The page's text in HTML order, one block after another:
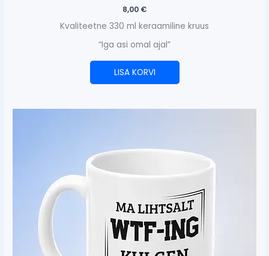
8,00 €
Kvaliteetne 330 ml keraamiline kruus
“Iga asi omal ajal”
LISA KORVI